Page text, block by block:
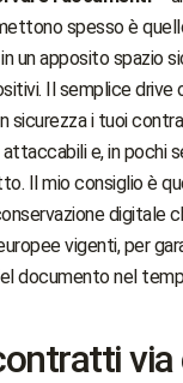
spesso è
un apposito spazio
Il semplice drive
sicurezza i tuoi
e, in pochi
Il mio consiglio è
digitale
vigenti, per
documento nel